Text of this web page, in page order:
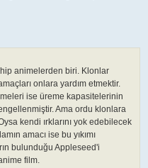
animelerden biri. Klonlar
onlara yardım etmektir.
ise üreme kapasitelerinin
Ama ordu klonlara
kendi ırklarını yok edebilecek
amacı ise bu yıkımı
bulunduğu Appleseed'i
film.